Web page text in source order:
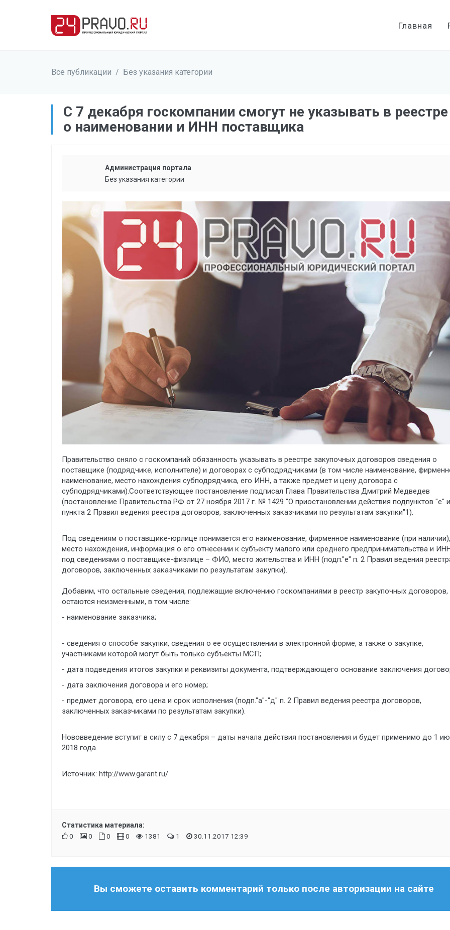
Главная
Все публикации / Без указания категории
C 7 декабря госкомпании смогут не указывать в
о наименовании и ИНН поставщика
Администрация портала
Без указания категории
Правительство сняло с госкомпаний обязанность указывать в реестре закупочных договоров сведения о
поставщике (подрядчике, исполнителе) и договорах с субподрядчиками (в том числе наименование,
наименование, место нахождения субподрядчика, его ИНН, а также предмет и цену договора с
субподрядчиками).Соответствующее постановление подписал Глава Правительства Дмитрий Медведев
(постановление Правительства РФ от 27 ноября 2017 г. № 1429 "О приостановлении действия подпунктов "е"
пункта 2 Правил ведения реестра договоров, заключенных заказчиками по результатам закупки"1).
Под сведениям о поставщике-юрлице понимается его наименование, фирменное наименование (при наличии),
место нахождения, информация о его отнесении к субъекту малого или среднего предпринимательства и
под сведениями о поставщике-физлице – ФИО, место жительства и ИНН (подп."е" п. 2 Правил ведения
договоров, заключенных заказчиками по результатам закупки).
Добавим, что остальные сведения, подлежащие включению госкомпаниями в реестр закупочных договоров,
остаются неизменными, в том числе:
- наименование заказчика;
- сведения о способе закупки, сведения о ее осуществлении в электронной форме, а также о закупке,
участниками которой могут быть только субъекты МСП;
- дата подведения итогов закупки и реквизиты документа, подтверждающего основание заключения
- дата заключения договора и его номер;
- предмет договора, его цена и срок исполнения (подп."а"-"д" п. 2 Правил ведения реестра договоров,
заключенных заказчиками по результатам закупки).
Нововведение вступит в силу с 7 декабря – даты начала действия постановления и будет применимо до 1
2018 года.
Источник: http://www.garant.ru/
Статистика материала:
0
0 0 0 1381 1 30.11.2017 12:39
Вы сможете оставить комментарий только после авторизации на сайте